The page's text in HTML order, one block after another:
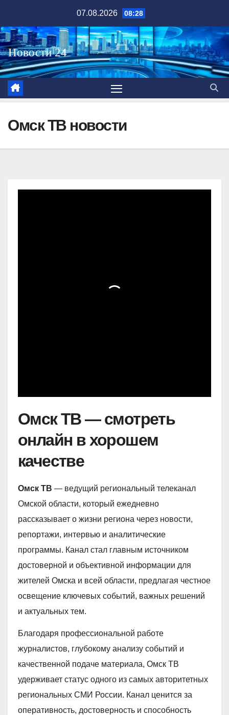
содержимому
07.08.2026 08:28
Омск ТВ новости
Омск ТВ — смотреть
онлайн в хорошем
качестве
Омск ТВ — ведущий региональный телеканал
Омской области, который ежедневно
рассказывает о жизни региона через новости,
репортажи, интервью и аналитические
программы. Канал стал главным источником
достоверной и объективной информации для
жителей Омска и всей области, предлагая честное
освещение ключевых событий, важных решений
и актуальных тем.
Благодаря профессиональной работе
журналистов, глубокому анализу событий и
качественной подаче материала, Омск ТВ
удерживает статус одного из самых авторитетных
региональных СМИ России. Канал ценится за
оперативность, достоверность и способность